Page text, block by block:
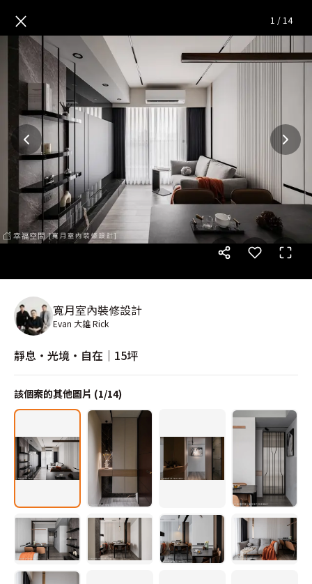
靜息・光境・自在｜15坪 — 完
× 1 / 14
寬月室內裝修設計
Evan 大雄 Rick
靜息・光境・自在｜15坪
該個案的其他圖片 (1/14)